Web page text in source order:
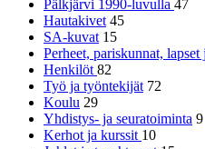
Pälkjärvi 1990-luvulla 47
Hautakivet 45
SA-kuvat 15
Perheet, pariskunnat,
Henkilöt82
Työ ja työntekijät 72
Koulu 29
Yhdistys- ja seuratoiminta 9
Kerhot ja kurssit 10